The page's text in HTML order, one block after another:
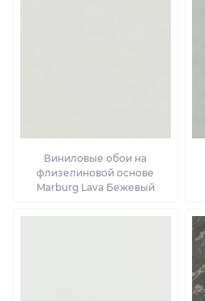
Виниловые обои на
флизелиновой основе
Marburg Lava Бежевый